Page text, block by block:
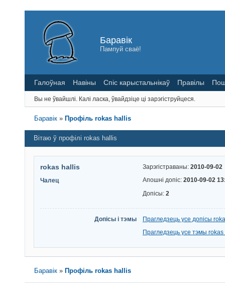
Баравік
Пампуй сваё!
Галоўная Навіны Спіс карыстальнікаў Правілы
Вы не ўвайшлі. Калі ласка, ўвайдзіце ці зарэгіструйцеся.
Баравік » Профіль rokas hallis
Вітаю ў профілі rokas hallis
rokas hallis
Чалец
Зарэгістраваны: 2010-09-02
Апошні допіс: 2010-09-02
Допісы: 2
Допісы і тэмы
Прагледзець усе допісы
Прагледзець усе тэмы
Баравік » Профіль rokas hallis